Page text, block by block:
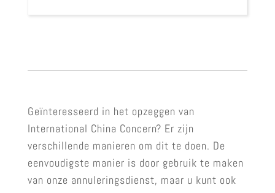
Geïnteresseerd in het opzeggen van
International China Concern? Er zijn
verschillende manieren om dit te doen. De
eenvoudigste manier is door gebruik te maken
van onze annuleringsdienst, maar u kunt ook